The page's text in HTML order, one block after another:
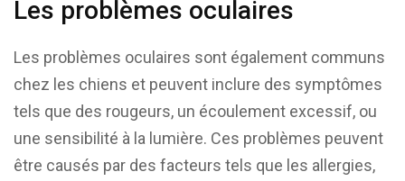
Les problèmes oculaires
Les problèmes oculaires sont également communs
chez les chiens et peuvent inclure des symptômes
tels que des rougeurs, un écoulement excessif, ou
une sensibilité à la lumière. Ces problèmes peuvent
être causés par des facteurs tels que les allergies,